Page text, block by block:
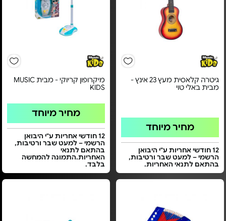
גיטרה קלאסית מעץ 23 אינץ -
מבית באלי טוי
מחיר מיוחד
12 חודשי אחריות ע"י היבואן
הרשמי – למעט שבר ורטיבות,
בהתאם לתנאי האחריות.
מיקרופון קריוקי - מבית MUSIC
KIDS
מחיר מיוחד
12 חודשי אחריות ע"י היבואן
הרשמי – למעט שבר ורטיבות,
בהתאם לתנאי
האחריות.התמונה להמחשה
בלבד.